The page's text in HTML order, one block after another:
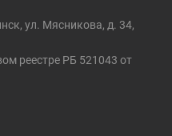
ул. Мясникова, д. 34,
реестре РБ 521043 от